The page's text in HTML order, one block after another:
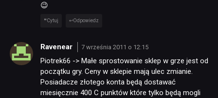
😉
Cytuj Odpowiedz
Ravenear 7 września 2011 o 12:15
Piotrek66 -> Małe sprostowanie sklep w grze jest od
początku gry. Ceny w sklepie mają ulec zmianie.
Posiadacze złotego konta będą dostawać
miesięcznie 400 C punktów które tylko będą mogli